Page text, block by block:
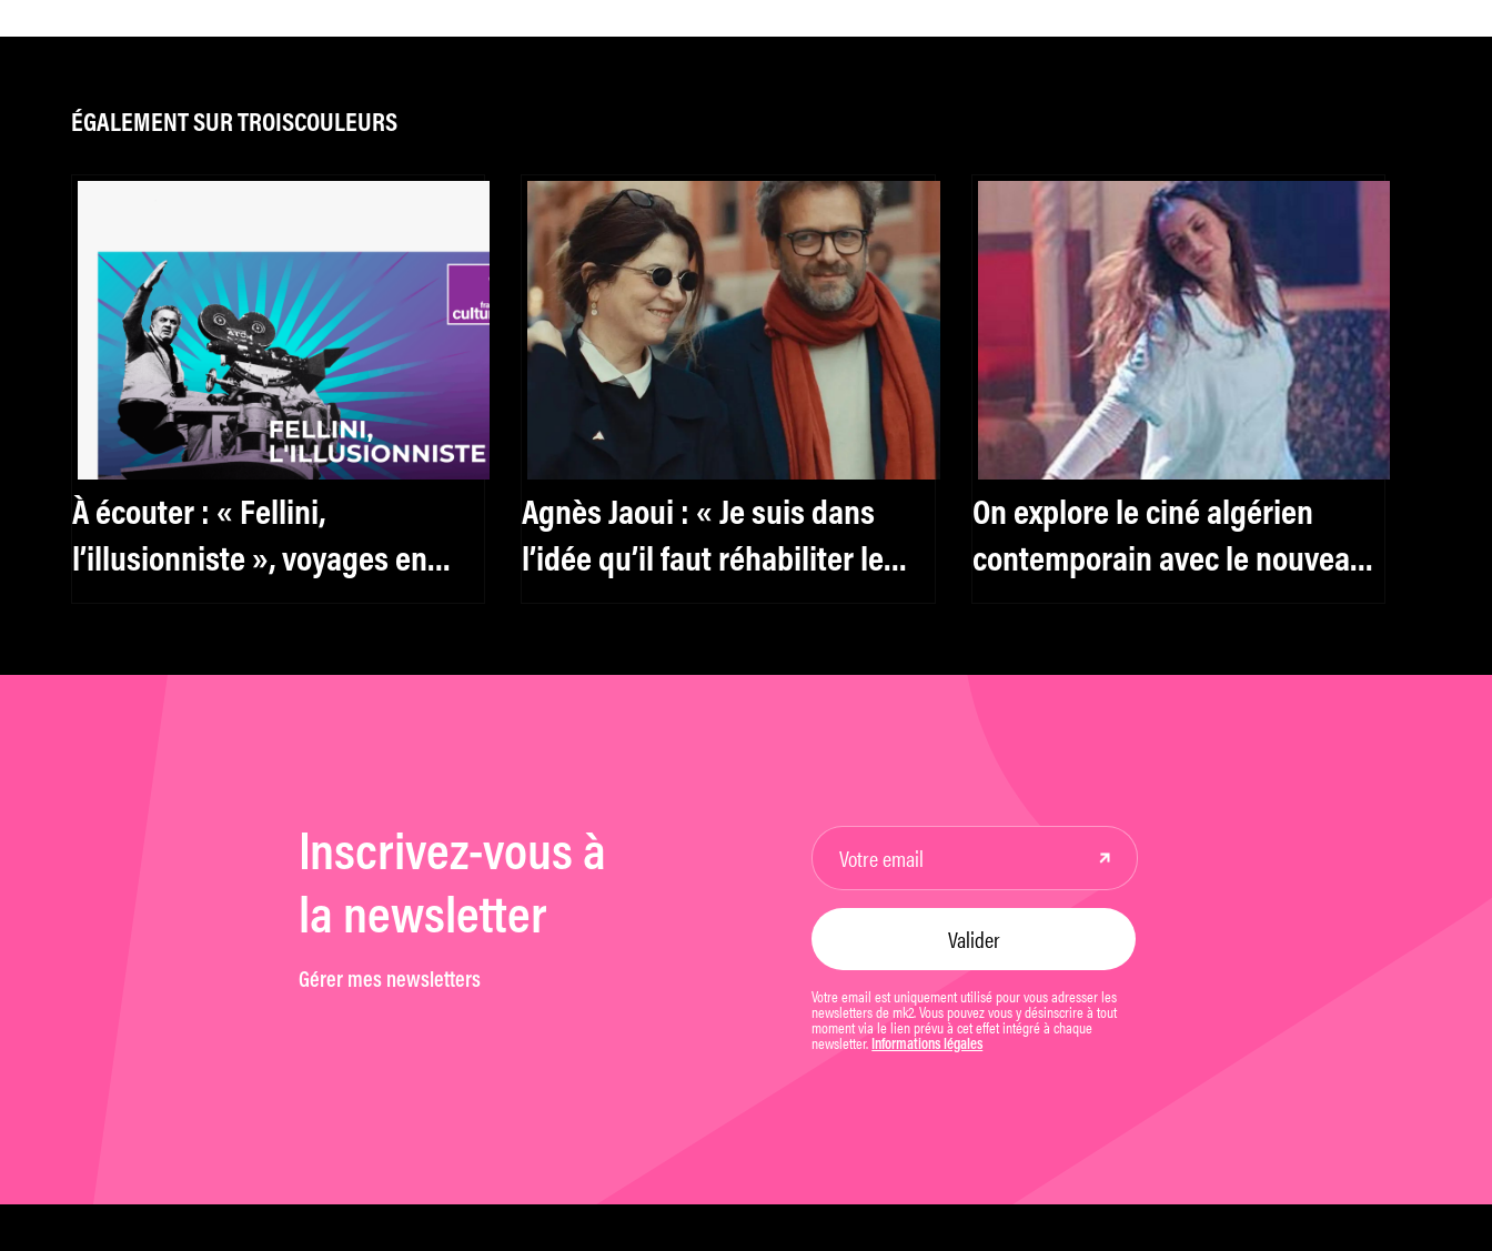
ÉGALEMENT SUR TROISCOULEURS
À écouter : « Fellini,
l’illusionniste », voyages en
Agnès Jaoui : « Je suis dans
l’idée qu’il faut réhabiliter le
On explore le ciné algérien
contemporain avec le nouveau
Inscrivez-vous à
la newsletter
Gérer mes newsletters
Votre email est uniquement utilisé pour vous adresser les
newsletters de mk2. Vous pouvez vous y désinscrire à tout
moment via le lien prévu à cet effet intégré à chaque
newsletter. Informations légales